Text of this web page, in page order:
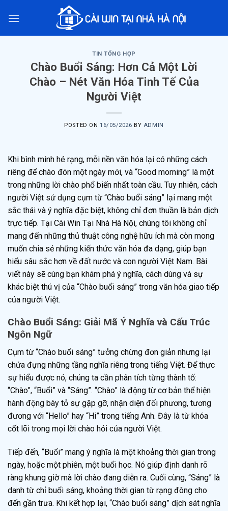
TIN TỔNG HỢP
Chào Buổi Sáng: Hơn Cả Một Lời
Chào – Nét Văn Hóa Tinh Tế Của
Người Việt
POSTED ON 16/05/2026 BY ADMIN
Khi bình minh hé rạng, mỗi nền văn hóa lại có những cách
riêng để chào đón một ngày mới, và “Good morning” là một
trong những lời chào phổ biến nhất toàn cầu. Tuy nhiên, cách
người Việt sử dụng cụm từ “Chào buổi sáng” lại mang một
sắc thái và ý nghĩa đặc biệt, không chỉ đơn thuần là bản dịch
trực tiếp. Tại Cài Win Tại Nhà Hà Nội, chúng tôi không chỉ
mang đến những thủ thuật công nghệ hữu ích mà còn mong
muốn chia sẻ những kiến thức văn hóa đa dạng, giúp bạn
hiểu sâu sắc hơn về đất nước và con người Việt Nam. Bài
viết này sẽ cùng bạn khám phá ý nghĩa, cách dùng và sự
khác biệt thú vị của “Chào buổi sáng” trong văn hóa giao tiếp
của người Việt.
Chào Buổi Sáng: Giải Mã Ý Nghĩa và Cấu Trúc
Ngôn Ngữ
Cụm từ “Chào buổi sáng” tưởng chừng đơn giản nhưng lại
chứa đựng những tầng nghĩa riêng trong tiếng Việt. Để thực
sự hiểu được nó, chúng ta cần phân tích từng thành tố:
“Chào”, “Buổi” và “Sáng”. “Chào” là động từ cơ bản thể hiện
hành động bày tỏ sự gặp gỡ, nhận diện đối phương, tương
đương với “Hello” hay “Hi” trong tiếng Anh. Đây là từ khóa
cốt lõi trong mọi lời chào hỏi của người Việt.
Tiếp đến, “Buổi” mang ý nghĩa là một khoảng thời gian trong
ngày, hoặc một phiên, một buổi học. Nó giúp định danh rõ
ràng khung giờ mà lời chào đang diễn ra. Cuối cùng, “Sáng” là
danh từ chỉ buổi sáng, khoảng thời gian từ rạng đông cho
đến gần trưa. Khi kết hợp lại, “Chào buổi sáng” dịch sát nghĩa